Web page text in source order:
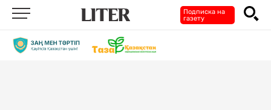
Подписка на
газету